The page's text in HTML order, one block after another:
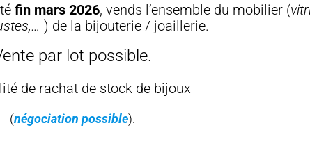
fin mars 2026, vends l’ensemble du mobilier (
) de la bijouterie / joaillerie.
par lot possible.
de rachat de stock de bijoux
(négociation possible).